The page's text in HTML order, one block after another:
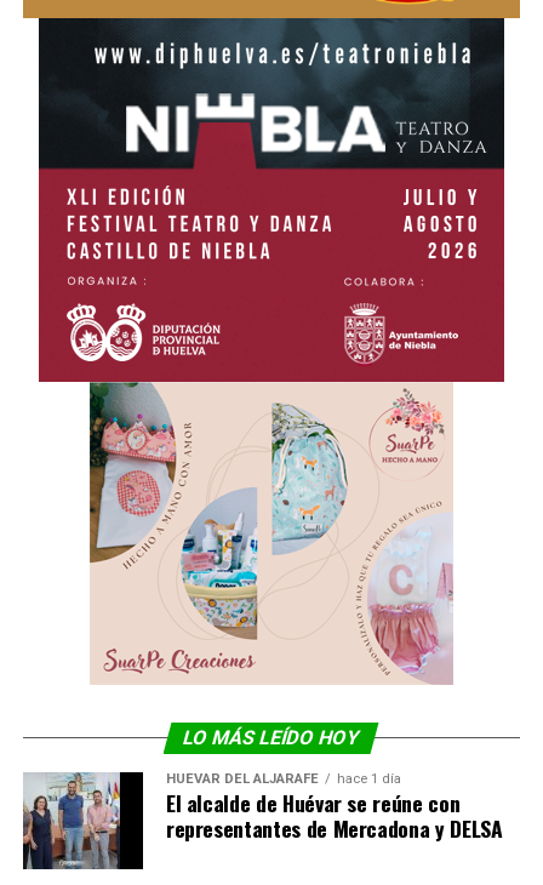
LO MÁS LEÍDO HOY
HUÉVAR DEL ALJARAFE hace 1 día
El alcalde de Huévar se reúne con
representantes de Mercadona y DELSA